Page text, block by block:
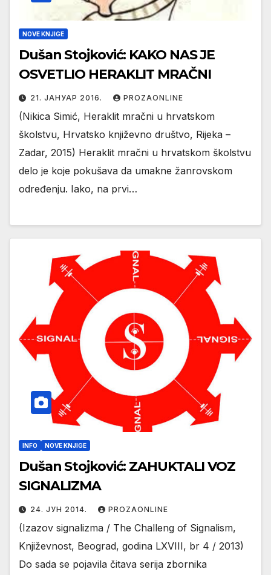
NOVE KNJIGE
Dušan Stojković: KAKO NAS JE
OSVETLIO HERAKLIT MRAČNI
21. ЈАНУАР 2016. PROZAONLINE
(Nikica Simić, Heraklit mračni u hrvatskom
školstvu, Hrvatsko književno društvo, Rijeka –
Zadar, 2015) Heraklit mračni u hrvatskom školstvu
delo je koje pokušava da umakne žanrovskom
određenju. Iako, na prvi…
INFO NOVE KNJIGE
Dušan Stojković: ZAHUKTALI VOZ
SIGNALIZMA
24. ЈУН 2014. PROZAONLINE
(Izazov signalizma / The Challeng of Signalism,
Književnost, Beograd, godina LXVIII, br 4 / 2013)
Do sada se pojavila čitava serija zbornika